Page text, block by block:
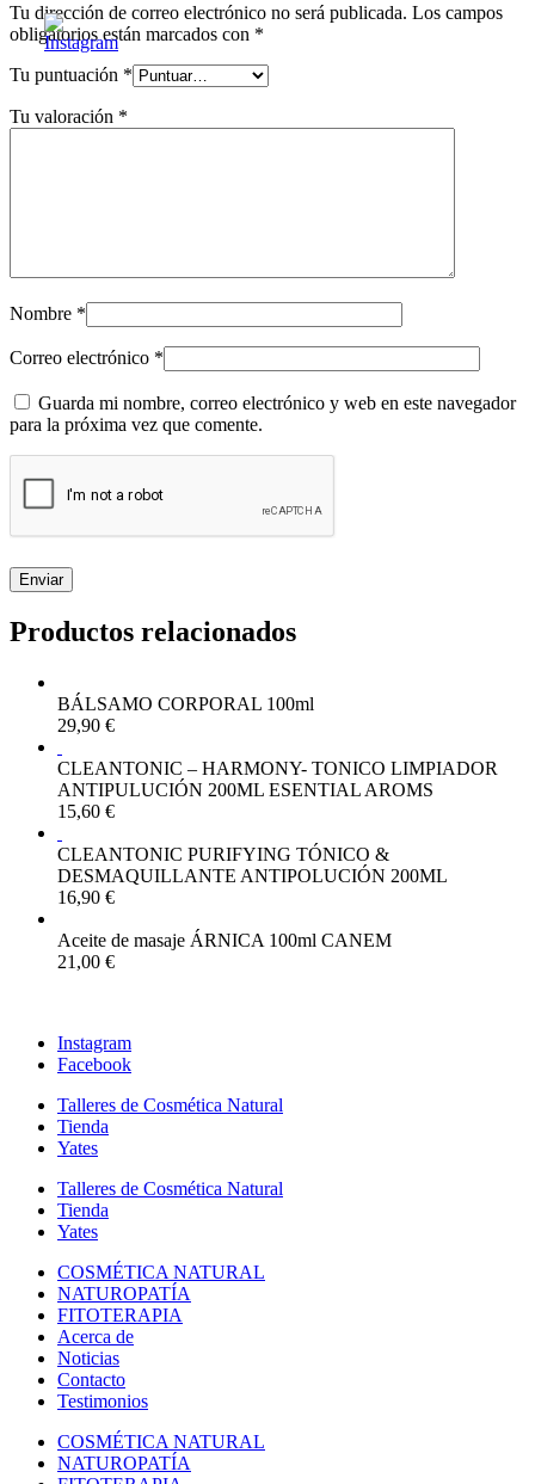
Tu dirección de correo electrónico no será publicada. Los campos
obligatorios están marcados con *
Tu puntuación *
Tu valoración *
Nombre *
Correo electrónico *
Guarda mi nombre, correo electrónico y web en este navegador
para la próxima vez que comente.
Productos relacionados
BÁLSAMO CORPORAL 100ml
29,90 €
CLEANTONIC – HARMONY- TONICO LIMPIADOR
ANTIPULUCIÓN 200ML ESENTIAL AROMS
15,60 €
CLEANTONIC PURIFYING TÓNICO &
DESMAQUILLANTE ANTIPOLUCIÓN 200ML
16,90 €
Aceite de masaje ÁRNICA 100ml CANEM
21,00 €
Instagram
Facebook
Talleres de Cosmética Natural
Tienda
Yates
Talleres de Cosmética Natural
Tienda
Yates
COSMÉTICA NATURAL
NATUROPATÍA
FITOTERAPIA
Acerca de
Noticias
Contacto
Testimonios
COSMÉTICA NATURAL
NATUROPATÍA